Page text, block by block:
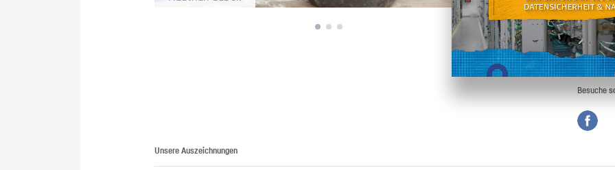
nen oder
möch­ten.
Besuche
Unsere Auszeichnungen